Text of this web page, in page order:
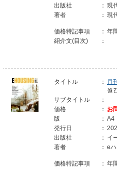
出版社
： 現
著者
： 現
価格特記事項 ： 年
紹介文(目次)
：
タイトル ：
月
월
サブタイトル
：
価格
： お
版
： A4
発行日
：
出版社
： イ
著者
： e
価格特記事項 ： 年